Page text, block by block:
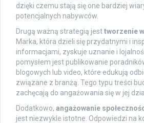
dzięki czemu stają się one bardziej
potencjalnych nabywców.
Drugą ważną strategią jesttworzenie
Marka, która dzieli się przydatnymi i
informacjami, zyskuje uznanie i
pomysłem jest publikowanie
blogowych lub video, które edukują
związane z branżą. Tego typu treści
zachęcają do angażowania się w jej
Dodatkowo, angażowanie
jest niezwykle istotne. Odpowiedzi na